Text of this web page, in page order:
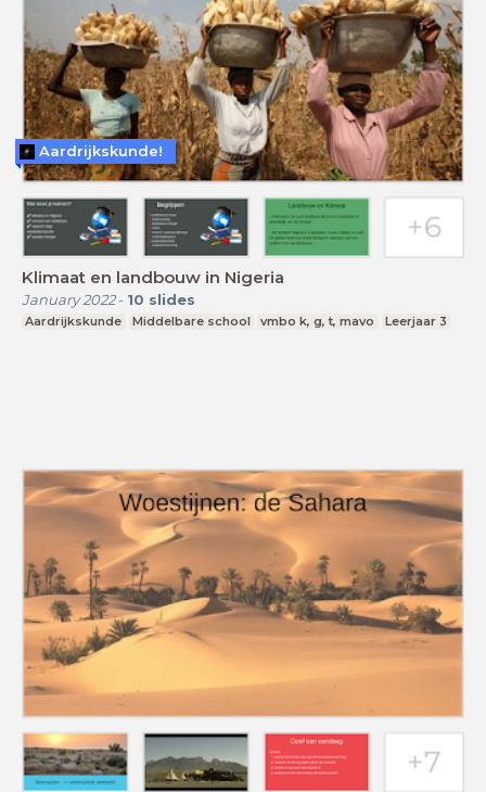
Klimaat en landbouw in Nigeria
January 2022- 10 slides
Aardrijkskunde Middelbare school vmbo k, g, t, mavo Leerjaar 3
Aardrijkskunde!